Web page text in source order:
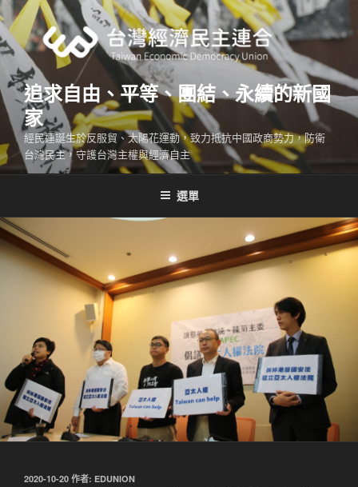
跳
至
主
內
容
追求自由、平等、團結、永續的新國
家
經民連誕生於反服貿、太陽花運動，致力抵抗中國政商勢力，防衛
台灣民主，守護台灣主權與經濟自主
選單
發
2020-10-20 作者: EDUNION